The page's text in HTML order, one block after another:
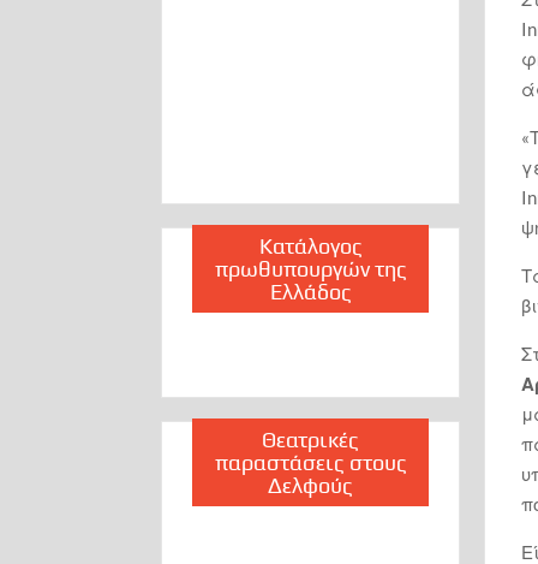
Κατάλογος
πρωθυπουργών της
Ελλάδος
Θεατρικές
παραστάσεις στους
Δελφούς